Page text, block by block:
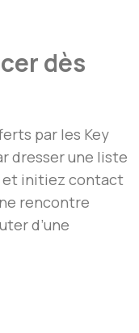
dès
par les Key
dresser une liste
et initiez contact
rencontre
d’une